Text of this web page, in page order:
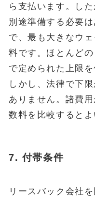
ら支払います。し
別途準備する必要
で、最も大きなウ
料です。ほとんど
で定められた上限
しかし、法律で下
ありません。諸費
数料を比較するとよ
7.付帯条件
リースバック会社